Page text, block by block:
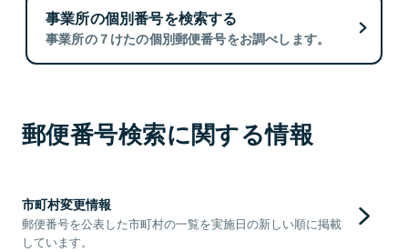
事業所の個別番号を検索する
事業所の７けたの個別郵便番号をお調べします。
郵便番号検索に関する情報
市町村変更情報
郵便番号を公表した市町村の一覧を実施日の新しい順に掲載
しています。